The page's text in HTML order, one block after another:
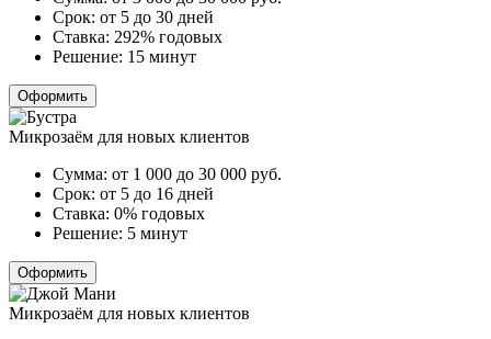
Срок: от 5 до 30 дней
Ставка: 292% годовых
Решение: 15 минут
Оформить
Микрозаём для новых клиентов
Сумма: от 1 000 до 30 000 руб.
Срок: от 5 до 16 дней
Ставка: 0% годовых
Решение: 5 минут
Оформить
Микрозаём для новых клиентов